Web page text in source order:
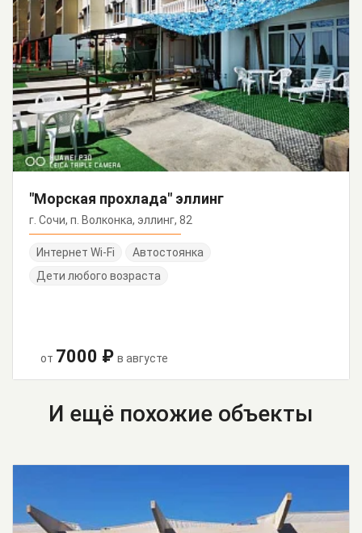
"Морская прохлада" эллинг
г. Сочи, п. Волконка, эллинг, 82
Интернет Wi-Fi
Автостоянка
Дети любого возраста
от 7000 ₽ в августе
И ещё похожие объекты